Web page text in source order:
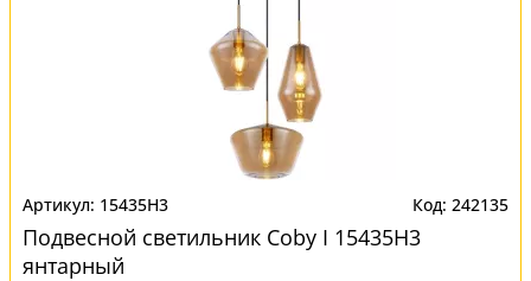
15435H3 242135
Подвесной светильник Coby I 15435H3
янтарный